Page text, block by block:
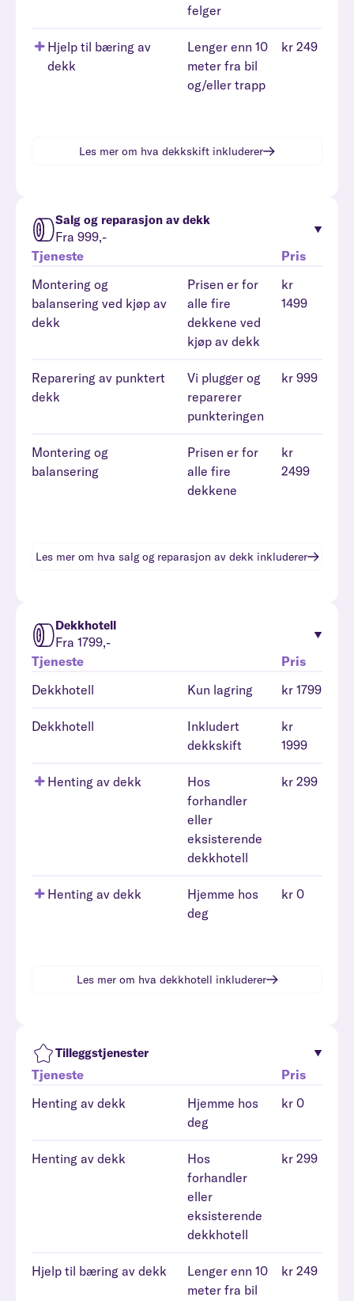
felger
Hjelp til bæring av
dekk
Lenger enn 10
meter fra bil
og/eller trapp
kr 249
Les mer om hva dekkskift inkluderer
Salg og reparasjon av dekk
Fra 999,-
Tjeneste
Pris
Montering og
balansering ved kjøp av
dekk
Prisen er for
alle fire
dekkene ved
kjøp av dekk
kr
1499
Reparering av punktert
dekk
Vi plugger og
reparerer
punkteringen
kr 999
Montering og
balansering
Prisen er for
alle fire
dekkene
kr
2499
Les mer om hva salg og reparasjon av dekk inkluderer
Dekkhotell
Fra 1799,-
Tjeneste
Pris
Dekkhotell
Kun lagring kr 1799
Dekkhotell
Inkludert
dekkskift
kr
1999
Henting av dekk
Hos
forhandler
eller
eksisterende
dekkhotell
kr 299
Henting av dekk
Hjemme hos
deg
kr 0
Les mer om hva dekkhotell inkluderer
Tilleggstjenester
Tjeneste
Pris
Henting av dekk
Hjemme hos
deg
kr 0
Henting av dekk
Hos
forhandler
eller
eksisterende
dekkhotell
kr 299
Hjelp til bæring av dekk
Lenger enn 10
meter fra bil
kr 249